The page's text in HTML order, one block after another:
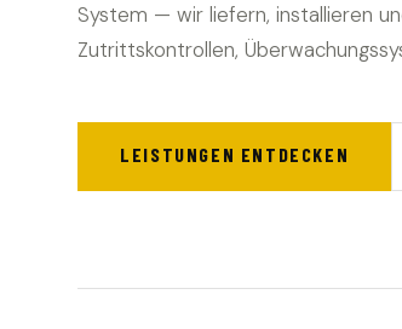
System — wir liefern, installieren
Zutrittskontrollen,
LEISTUNGEN ENTDECKEN